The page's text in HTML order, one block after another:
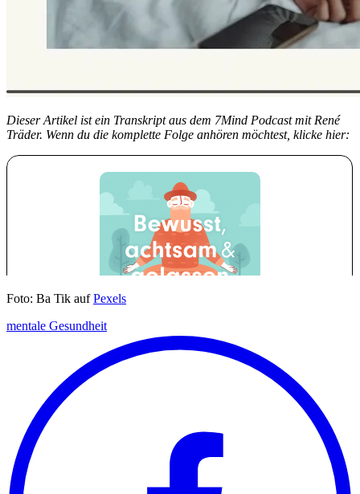
Dieser Artikel ist ein Transkript aus dem 7Mind Podcast mit René
Träder. Wenn du die komplette Folge anhören möchtest, klicke hier:
Foto: Ba Tik aufPexels
mentale Gesundheit